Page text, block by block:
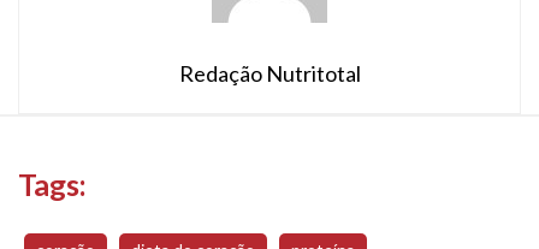
Redação Nutritotal
Tags: